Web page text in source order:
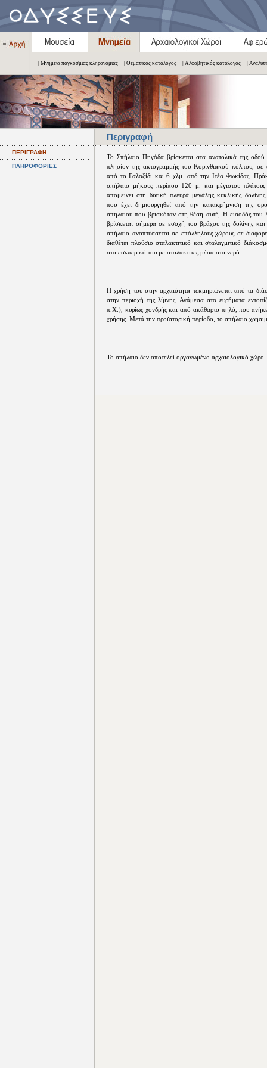
| Μνημεία παγκόσμιας κληρονομιάς | Θεματικός κατάλογος | Αλφαβητικός κατάλογος |
Περιγραφή
ΠΕΡΙΓΡΑΦΗ
ΠΛΗΡΟΦΟΡΙΕΣ
Το Σπήλαιο Πηγάδα βρίσκεται στα ανατολικά της οδού
πλησίον της ακτογραμμής του Κορινθιακού κόλπου,
από το Γαλαξίδι και 6 χλμ. από την Ιτέα Φωκίδας.
σπήλαιο μήκους περίπου 120 μ. και μέγιστου
απομείνει στη δυτική πλευρά μεγάλης κυκλικής
που έχει δημιουργηθεί από την κατακρήμνιση της
σπηλαίου που βρισκόταν στη θέση αυτή. Η είσοδός του
βρίσκεται σήμερα σε εσοχή του βράχου της δολίνης
σπήλαιο αναπτύσσεται σε επάλληλους χώρους σε
διαθέτει πλούσιο σταλακτιτικό και σταλαγμιτικό
στο εσωτερικό του με σταλακτίτες μέσα στο νερό.
Η χρήση του στην αρχαιότητα τεκμηριώνεται από τα
στην περιοχή της λίμνης. Ανάμεσα στα ευρήματα
π.Χ.), κυρίως χονδρής και από ακάθαρτο πηλό, που
χρήσης. Μετά την προϊστορική περίοδο, το σπήλαιο
Το σπήλαιο δεν αποτελεί οργανωμένο αρχαιολογικό χώρο.